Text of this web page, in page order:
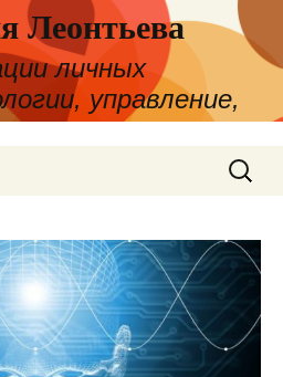
Леонтьева
личных
управление,
Найти: